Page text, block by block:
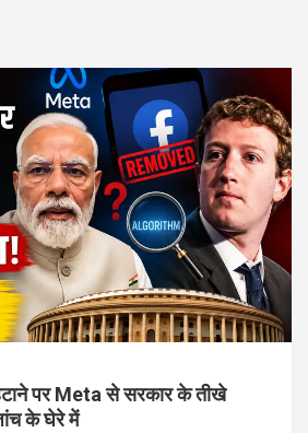
हटाने पर Meta से सरकार के तीखे
के घेरे में